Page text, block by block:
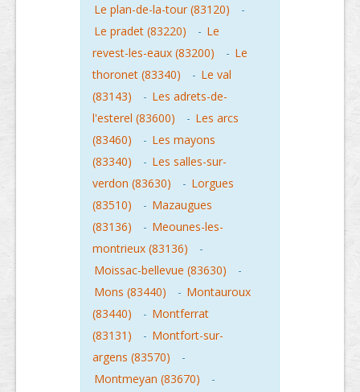
Le plan-de-la-tour (83120)
-
Le pradet (83220)
- Le
revest-les-eaux (83200)
- Le
thoronet (83340)
- Le val
(83143)
- Les adrets-de-
l'esterel (83600)
- Les arcs
(83460)
- Les mayons
(83340)
- Les salles-sur-
verdon (83630)
- Lorgues
(83510)
- Mazaugues
(83136)
- Meounes-les-
montrieux (83136)
-
Moissac-bellevue (83630)
-
Mons (83440)
- Montauroux
(83440)
- Montferrat
(83131)
- Montfort-sur-
argens (83570)
-
Montmeyan (83670)
-